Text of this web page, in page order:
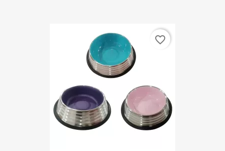
favorite_border